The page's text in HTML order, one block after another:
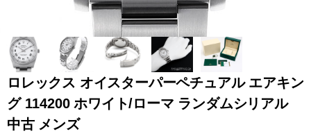
グランド
セイコー
オメガ IWC
ロレックス オイスターパーペチュアル エアキン
グ 114200 ホワイト/ローマ ランダムシリアル
中古 メンズ